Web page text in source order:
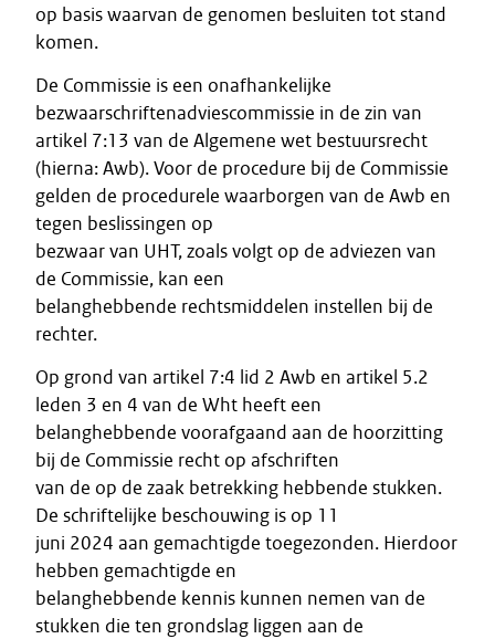
op basis waarvan de genomen besluiten tot stand
komen.
De Commissie is een onafhankelijke
bezwaarschriftenadviescommissie in de zin van
artikel 7:13 van de Algemene wet bestuursrecht
(hierna: Awb). Voor de procedure bij de Commissie
gelden de procedurele waarborgen van de Awb en
tegen beslissingen op
bezwaar van UHT, zoals volgt op de adviezen van
de Commissie, kan een
belanghebbende rechtsmiddelen instellen bij de
rechter.
Op grond van artikel 7:4 lid 2 Awb en artikel 5.2
leden 3 en 4 van de Wht heeft een
belanghebbende voorafgaand aan de hoorzitting
bij de Commissie recht op afschriften
van de op de zaak betrekking hebbende stukken.
De schriftelijke beschouwing is op 11
juni 2024 aan gemachtigde toegezonden. Hierdoor
hebben gemachtigde en
belanghebbende kennis kunnen nemen van de
stukken die ten grondslag liggen aan de